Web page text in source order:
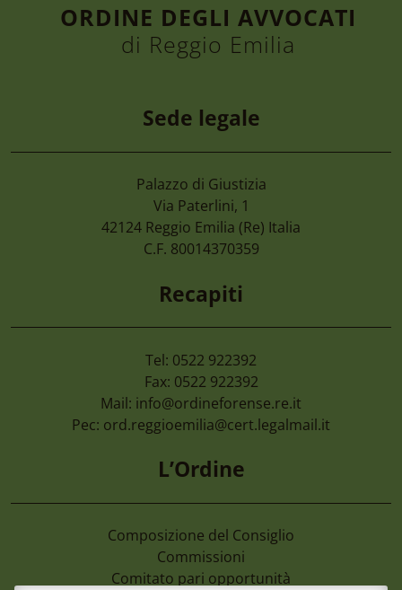
6 Agosto 2026
Convegno “la Tutela Dell’ambiente,
Nel D.lgs. 81/2026. Le Nuove
ORDINE DEGLI AVVOCATI
di Reggio Emilia
Sede legale
Palazzo di Giustizia
Via Paterlini, 1
42124 Reggio Emilia (Re) Italia
C.F. 80014370359
Recapiti
Tel: 0522 922392
Fax: 0522 922392
Mail: info@ordineforense.re.it
Pec: ord.reggioemilia@cert.legalmail.it
L’Ordine
Composizione del Consiglio
Commissioni
Comitato pari opportunità